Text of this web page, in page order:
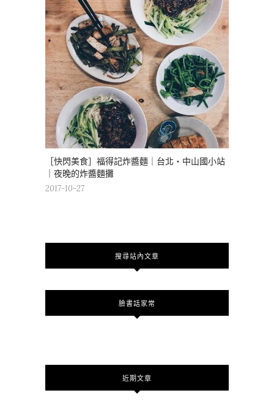
［快閃美食］福得記炸醬麵｜台北・中山國小站
｜夜晚的炸醬麵攤
2017-10-27
搜尋站內文章
臉書話家常
近期文章